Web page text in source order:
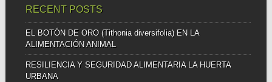
RECENT POSTS
EL BOTÓN DE ORO (Tithonia diversifolia) EN LA
ALIMENTACIÓN ANIMAL
RESILIENCIA Y SEGURIDAD ALIMENTARIA LA HUERTA
URBANA